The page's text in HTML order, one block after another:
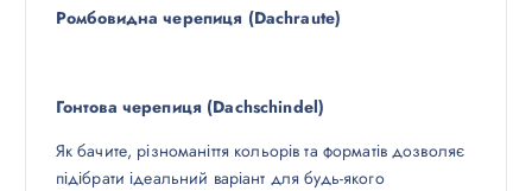
Ромбовидна черепиця (Dachraute)
Гонтова черепиця (Dachschindel)
Як бачите, різноманіття кольорів та форматів дозволяє
підібрати ідеальний варіант для будь-якого